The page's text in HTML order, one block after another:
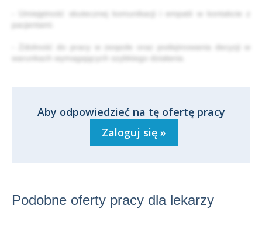
- Umiejętność skutecznej komunikacji i empatii w kontakcie z
pacjentami.
- Zdolność do pracy w zespole oraz podejmowania decyzji w
warunkach wymagających szybkiego działania.
Aby odpowiedzieć na tę ofertę pracy
Zaloguj się »
Podobne oferty pracy dla lekarzy